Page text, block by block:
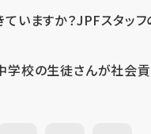
ていますか？JPFスタッ
学校の生徒さんが社会